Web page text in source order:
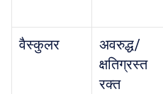
वैस्कुलर
अवरुद्ध/
क्षतिग्रस्त
रक्त